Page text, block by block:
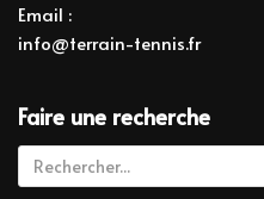
Email :
info@terrain-tennis.fr
Faire une recherche